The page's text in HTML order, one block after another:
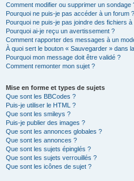
Comment modifier ou supprimer un sondage
Pourquoi ne puis-je pas accéder à un forum ?
Pourquoi ne puis-je pas joindre des fichiers
Pourquoi ai-je reçu un avertissement ?
Comment rapporter des messages à un
À quoi sert le bouton « Sauvegarder » dans
Pourquoi mon message doit être validé ?
Comment remonter mon sujet ?
Mise en forme et types de sujets
Que sont les BBCodes ?
Puis-je utiliser le HTML ?
Que sont les smileys ?
Puis-je publier des images ?
Que sont les annonces globales ?
Que sont les annonces ?
Que sont les sujets épinglés ?
Que sont les sujets verrouillés ?
Que sont les icônes de sujet ?